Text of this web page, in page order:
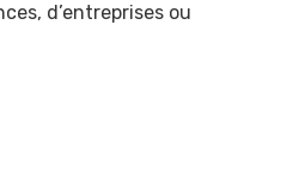
d’entreprises ou